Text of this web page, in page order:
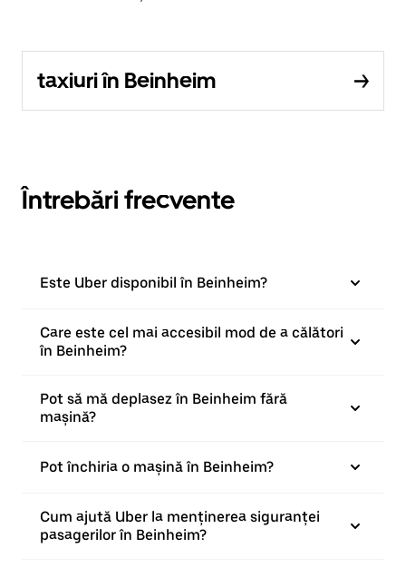
taxiuri în Beinheim
Întrebări frecvente
Este Uber disponibil în Beinheim?
Care este cel mai accesibil mod de a călători
în Beinheim?
Pot să mă deplasez în Beinheim fără
mașină?
Pot închiria o mașină în Beinheim?
Cum ajută Uber la menținerea siguranței
pasagerilor în Beinheim?